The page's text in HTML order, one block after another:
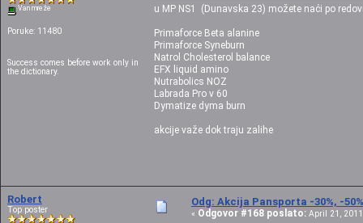
Van mreže
Poruke: 11480
Success comes before work only in
the dictionary.
u MP NS1 (Dunavska 23) možete naći po
Primaforce Beta alanine
Primaforce Syneburn
Natrol Cholesterol balance
EFX liquid amino
Nutrabolics NOZ
Labrada Pro v 60
Dymatize dyma burn
akcije važe dok traju zalihe
Robert
Top poster
Odg: Akcija Pansporta -30%, -50%
« Odgovor #168 poslato: April 21,